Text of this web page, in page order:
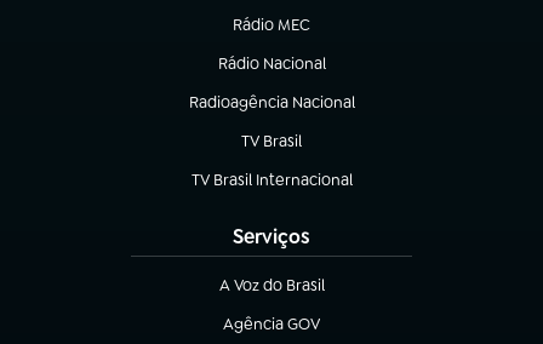
Rádio MEC
Rádio Nacional
(abre em nova aba)
Radioagência Nacional
(abre em nova aba)
TV Brasil
(abre em nova aba)
TV Brasil Internacional
(abre em nova aba)
Serviços
A Voz do Brasil
(abre em nova aba)
Agência GOV
(abre em nova aba)